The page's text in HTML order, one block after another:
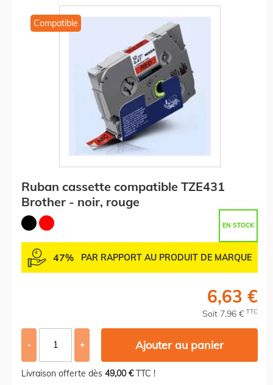
Compatible
Ruban cassette compatible TZE431
Brother - noir, rouge
EN STOCK
47% PAR RAPPORT AU PRODUIT DE MARQUE
6,63 €
Soit 7,96 € TTC
- + Ajouter au panier
Livraison offerte dès 49,00 €TTC !